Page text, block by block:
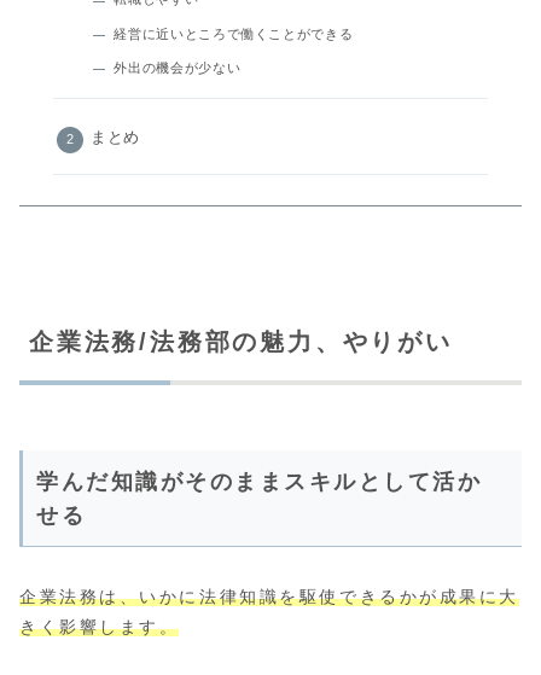
経営に近いところで働くことができる
外出の機会が少ない
まとめ
企業法務/法務部の魅力、やりがい
学んだ知識がそのままスキルとして活か
せる
企業法務は、いかに法律知識を駆使できるかが成果に大
きく影響します。